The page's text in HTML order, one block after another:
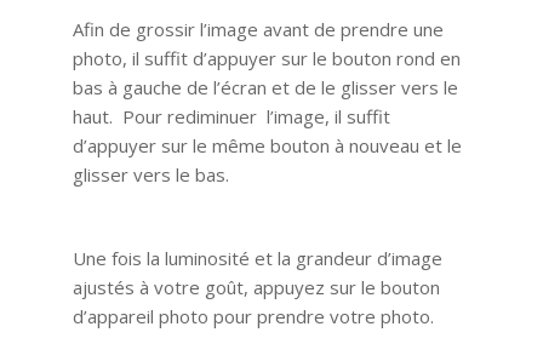
Afin de grossir l’image avant de prendre une
photo, il suffit d’appuyer sur le bouton rond en
bas à gauche de l’écran et de le glisser vers le
haut. Pour rediminuer l’image, il suffit
d’appuyer sur le même bouton à nouveau et le
glisser vers le bas.
Une fois la luminosité et la grandeur d’image
ajustés à votre goût, appuyez sur le bouton
d’appareil photo pour prendre votre photo.